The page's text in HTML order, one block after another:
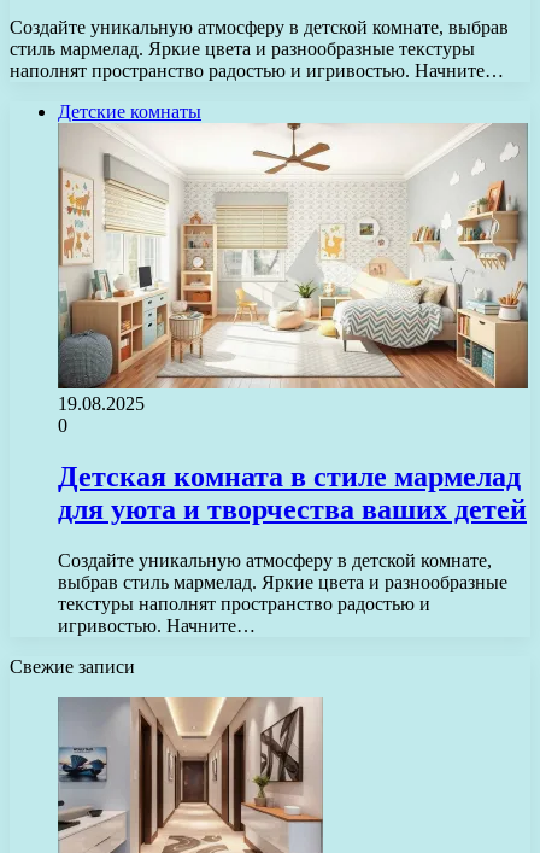
Создайте уникальную атмосферу в детской комнате, выбрав
стиль мармелад. Яркие цвета и разнообразные текстуры
наполнят пространство радостью и игривостью. Начните…
Детские комнаты
19.08.2025
0
Детская комната в стиле мармелад
для уюта и творчества ваших детей
Создайте уникальную атмосферу в детской комнате,
выбрав стиль мармелад. Яркие цвета и разнообразные
текстуры наполнят пространство радостью и
игривостью. Начните…
Свежие записи